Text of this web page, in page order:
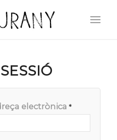
electrònica *